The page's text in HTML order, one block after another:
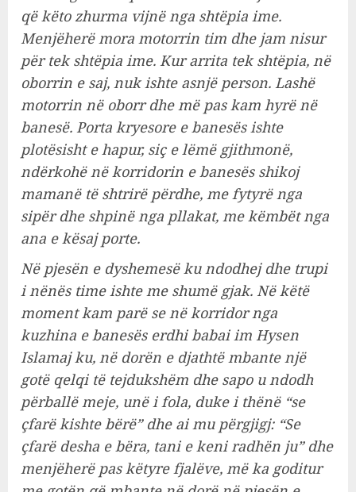
që këto zhurma vijnë nga shtëpia ime.
Menjëherë mora motorrin tim dhe jam nisur
për tek shtëpia ime. Kur arrita tek shtëpia, në
oborrin e saj, nuk ishte asnjë person. Lashë
motorrin në oborr dhe më pas kam hyrë në
banesë. Porta kryesore e banesës ishte
plotësisht e hapur, siç e lëmë gjithmonë,
ndërkohë në korridorin e banesës shikoj
mamanë të shtrirë përdhe, me fytyrë nga
sipër dhe shpinë nga pllakat, me këmbët nga
ana e kësaj porte.
Në pjesën e dyshemesë ku ndodhej dhe trupi
i nënës time ishte me shumë gjak. Në këtë
moment kam parë se në korridor nga
kuzhina e banesës erdhi babai im Hysen
Islamaj ku, në dorën e djathtë mbante një
gotë qelqi të tejdukshëm dhe sapo u ndodh
përballë meje, unë i fola, duke i thënë “se
çfarë kishte bërë” dhe ai mu përgjigj: “Se
çfarë desha e bëra, tani e keni radhën ju” dhe
menjëherë pas këtyre fjalëve, më ka goditur